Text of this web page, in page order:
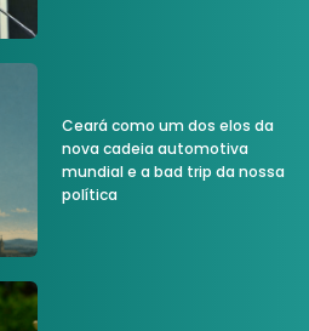
Ceará como um dos elos da
nova cadeia automotiva
mundial e a bad trip da nossa
política